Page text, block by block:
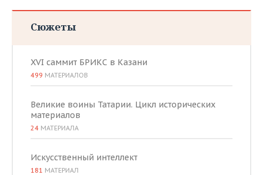
Сюжеты
XVI саммит БРИКС в Казани
499 МАТЕРИАЛОВ
Великие воины Татарии. Цикл исторических
материалов
24 МАТЕРИАЛА
Искусственный интеллект
181 МАТЕРИАЛ